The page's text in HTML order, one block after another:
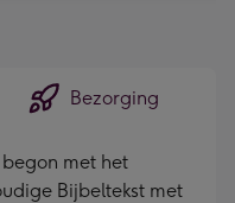
Bezorging
met het
Bijbeltekst met